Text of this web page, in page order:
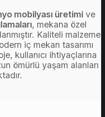
mobilyası üretimi ve
, mekana özel
Kaliteli malzeme
iç mekan tasarımı
kullanıcı ihtiyaçlarına
ömürlü yaşam alanları